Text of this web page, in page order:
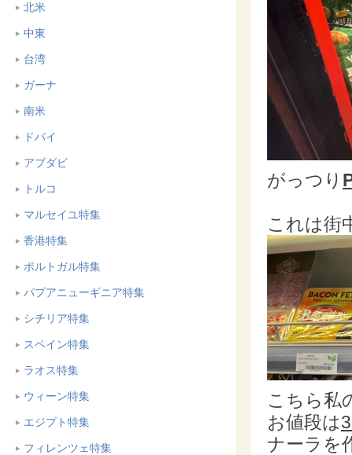
北米
中東
台湾
ガーナ
南米
ドバイ
アブダビ
トルコ
マルセイユ特集
香港特集
ポルトガル特集
パプアニューギニア特集
シチリア特集
スペイン特集
ラオス特集
ウィーン特集
エジプト特集
フィレンツェ特集
がっつり
これは街
こちら私
お値段は
ナーラを